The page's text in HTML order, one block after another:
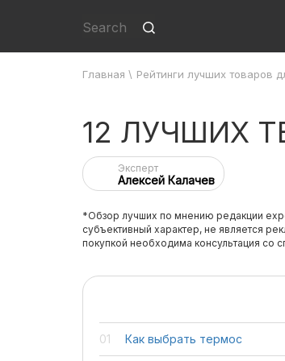
Главная \ Рейтинги лучших товаров
12 ЛУЧШИХ
Эксперт
Алексей Калачев
*Обзор лучших по мнению редакции
субъективный характер, не является
покупкой необходима консультация со
Как выбрать термос